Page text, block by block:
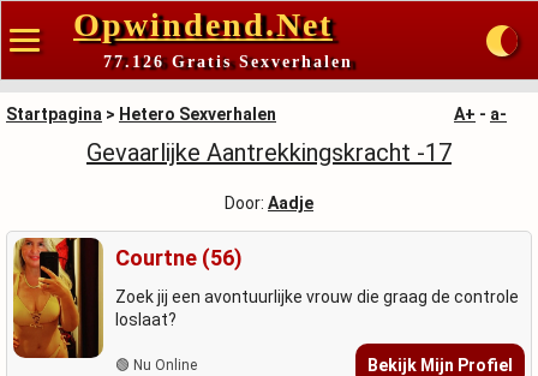
Opwindend.Net
77.126 Gratis Sexverhalen
Startpagina > Hetero Sexverhalen A+ - a-
Gevaarlijke Aantrekkingskracht -17
Door: Aadje
Courtne (56)
Zoek jij een avontuurlijke vrouw die graag de controle
loslaat?
🟢 Nu Online Bekijk Mijn Profiel